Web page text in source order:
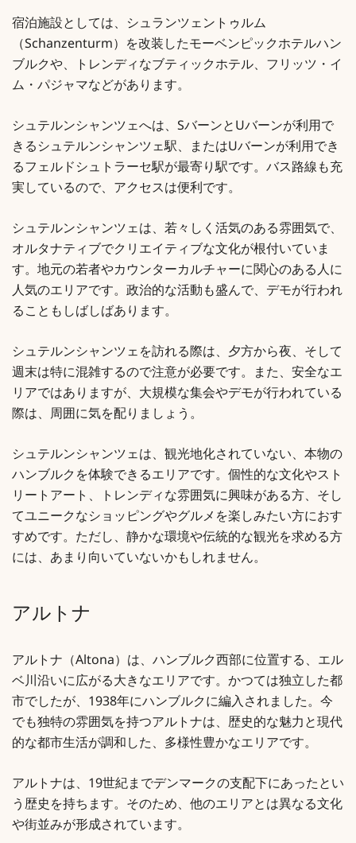
宿泊施設としては、シュランツェントゥルム
（Schanzenturm）を改装したモーベンピックホテルハン
ブルクや、トレンディなブティックホテル、フリッツ・イ
ム・パジャマなどがあります。
シュテルンシャンツェへは、SバーンとUバーンが利用で
きるシュテルンシャンツェ駅、またはUバーンが利用でき
るフェルドシュトラーセ駅が最寄り駅です。バス路線も充
実しているので、アクセスは便利です。
シュテルンシャンツェは、若々しく活気のある雰囲気で、
オルタナティブでクリエイティブな文化が根付いていま
す。地元の若者やカウンターカルチャーに関心のある人に
人気のエリアです。政治的な活動も盛んで、デモが行われ
ることもしばしばあります。
シュテルンシャンツェを訪れる際は、夕方から夜、そして
週末は特に混雑するので注意が必要です。また、安全なエ
リアではありますが、大規模な集会やデモが行われている
際は、周囲に気を配りましょう。
シュテルンシャンツェは、観光地化されていない、本物の
ハンブルクを体験できるエリアです。個性的な文化やスト
リートアート、トレンディな雰囲気に興味がある方、そし
てユニークなショッピングやグルメを楽しみたい方におす
すめです。ただし、静かな環境や伝統的な観光を求める方
には、あまり向いていないかもしれません。
アルトナ
アルトナ（Altona）は、ハンブルク西部に位置する、エル
ベ川沿いに広がる大きなエリアです。かつては独立した都
市でしたが、1938年にハンブルクに編入されました。今
でも独特の雰囲気を持つアルトナは、歴史的な魅力と現代
的な都市生活が調和した、多様性豊かなエリアです。
アルトナは、19世紀までデンマークの支配下にあったとい
う歴史を持ちます。そのため、他のエリアとは異なる文化
や街並みが形成されています。